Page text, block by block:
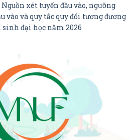
xét tuyển đầu vào, ngưỡng
vào và quy tắc quy đổi tương đương
đại học năm 2026